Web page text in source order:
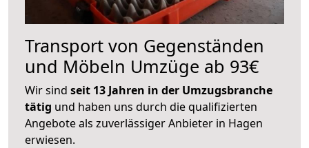
Transport von Gegenständen
und Möbeln Umzüge ab 93€
Wir sind seit 13 Jahren in der Umzugsbranche
tätig und haben uns durch die qualifizierten
Angebote als zuverlässiger Anbieter in Hagen
erwiesen.